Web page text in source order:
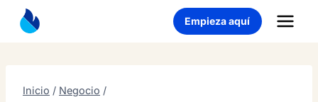
Saltar
Empieza aquí
Inicio / Negocio /